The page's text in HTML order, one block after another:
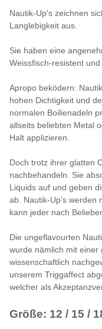
Nautik-Up's zeichnen
Langlebigkeit aus.
Sie haben eine
Weissfisch-resistent
Apropo beködern:
hohen Dichtigkeit und
normalen Boilienadeln
allseits beliebten Metal
Halt applizieren.
Doch trotz ihrer glatten
nachbehandeln. Sie
Liquids auf und geben
ab. Nautik-Up's werden
kann jeder nach
Die ungeflavourten
wurde nämlich mit einer
wissenschaftlich
unserem Triggaffect
welcher als
Größe: 12 / 15 /